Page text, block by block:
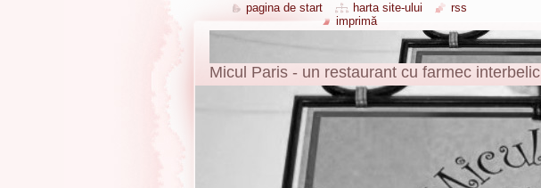
Micul Paris - un restaurant cu farmec interbelic
pagina de start harta site-ului
rss
imprimă